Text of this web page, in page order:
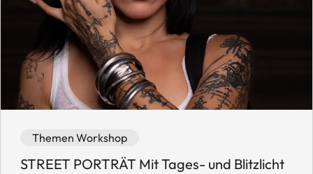
Themen Workshop
Event category: Themen Workshop
Event availability: Available
STREET PORTRÄT Mit Tages- und Blitzlicht